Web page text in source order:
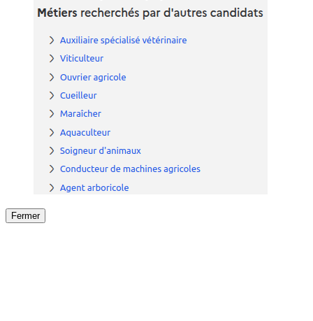
Fermer